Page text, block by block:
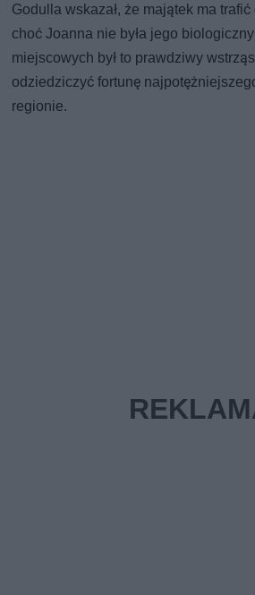
Godulla wskazał, że majątek ma trafić
choć Joanna nie była jego
miejscowych był to prawdziwy
odziedziczyć fortunę
regionie.